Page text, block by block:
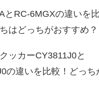
とRC-6MGXの違いを
はどっちがおすすめ？
ッカーCY3811J0と
の違いを比較！どっち